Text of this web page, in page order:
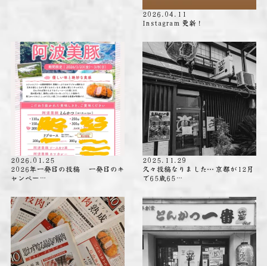
2026.04.11
Instagram 更新！
2026.01.25
2026年一発目の投稿 一発目のキ
ャンペー…
2025.11.29
久々投稿なりました⋯ 京都が12月
で65歳65…